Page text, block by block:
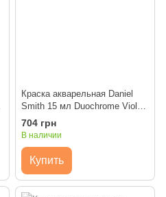
Краска акварельная Daniel
Smith 15 мл Duochrome Violet
Pearl
704 грн
В наличии
Купить